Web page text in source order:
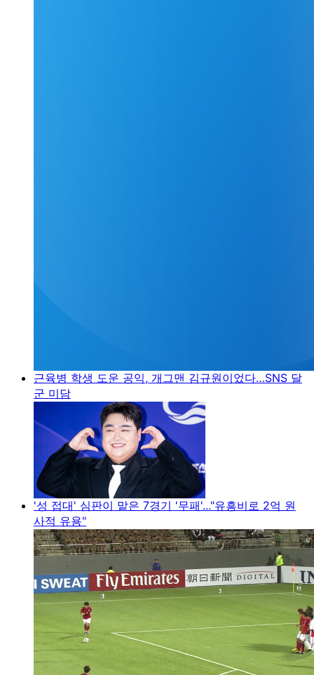
근육병 학생 도운 공익, 개그맨 김규원이었다…SNS 달
군 미담
'성 접대' 심판이 맡은 7경기 '무패'..."유흥비로 2억 원
사적 유용"